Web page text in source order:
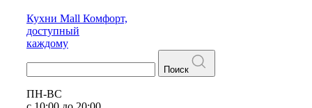
Кухни Mall Комфорт,
доступный
каждому
Поиск
ПН-ВС